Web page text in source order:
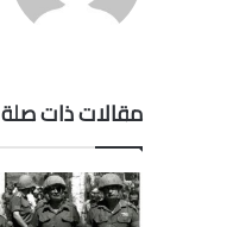
مقالات ذات صلة